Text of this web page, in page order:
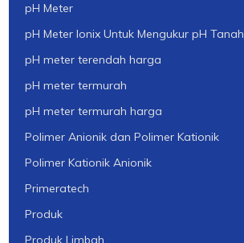
pH Meter
pH Meter Ionix Untuk Mengukur pH Tanah
pH meter terendah harga
pH meter termurah
pH meter termurah harga
Polimer Anionik dan Polimer Kationik
Polimer Kationik Anionik
Primeratech
Produk
Produk Limbah